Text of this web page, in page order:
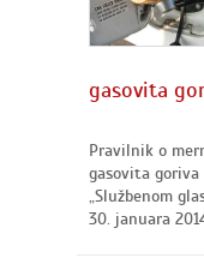
gasovita
Pravilnik o
gasovita
„Službenom
30. januara